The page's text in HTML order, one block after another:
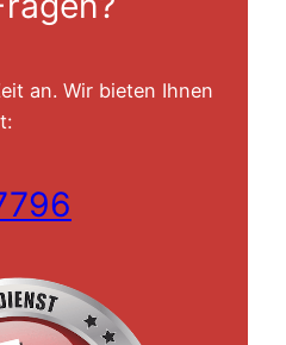
an. Wir bieten Ihnen